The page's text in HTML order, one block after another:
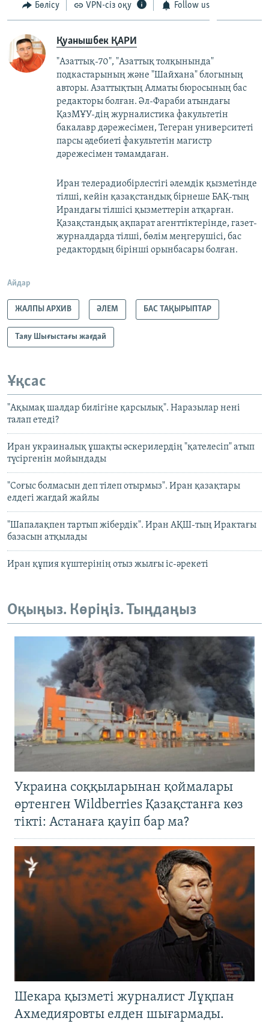
Бөлісу VPN-сіз оқу Follow us
Қуанышбек ҚАРИ
"Азаттық-70", "Азаттық толқынында"
подкастарының және "Шайхана" блогының
авторы. Азаттықтың Алматы бюросының бас
редакторы болған. Әл-Фараби атындағы
ҚазМҰУ-дің журналистика факультетін
бакалавр дәрежесімен, Тегеран университеті
парсы әдебиеті факультетін магистр
дәрежесімен тәмамдаған.
Иран телерадиобірлестігі әлемдік қызметінде
тілші, кейін қазақстандық бірнеше БАҚ-тың
Ирандағы тілшісі қызметтерін атқарған.
Қазақстандық ақпарат агенттіктерінде, газет-
журналдарда тілші, бөлім меңгерушісі, бас
редактордың бірінші орынбасары болған.
Айдар
ЖАЛПЫ АРХИВ ӘЛЕМ БАС ТАҚЫРЫПТАР
Таяу Шығыстағы жағдай
Ұқсас
"Ақымақ шалдар билігіне қарсылық". Наразылар нені
талап етеді?
Иран украиналық ұшақты әскерилердің "қателесіп" атып
түсіргенін мойындады
"Соғыс болмасын деп тілеп отырмыз". Иран қазақтары
елдегі жағдай жайлы
"Шапалақпен тартып жібердік". Иран АҚШ-тың Ирактағы
базасын атқылады
Иран құпия күштерінің отыз жылғы іс-әрекеті
Оқыңыз. Көріңіз. Тыңдаңыз
Украина соққыларынан қоймалары
өртенген Wildberries Қазақстанға көз
тікті: Астанаға қауіп бар ма?
Шекара қызметі журналист Лұқпан
Ахмедияровты елден шығармады.